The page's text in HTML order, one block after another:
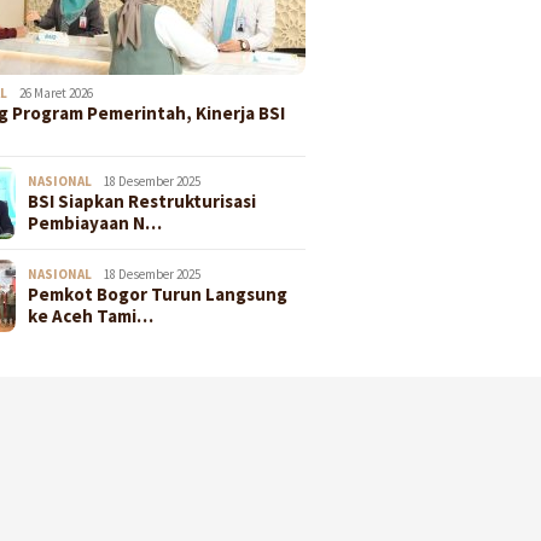
26 Maret 2026
Program Pemerintah, Kinerja BSI
NASIONAL 18 Desember 2025
BSI Siapkan Restrukturisasi
Pembiayaan N…
NASIONAL 18 Desember 2025
Pemkot Bogor Turun Langsung
ke Aceh Tami…